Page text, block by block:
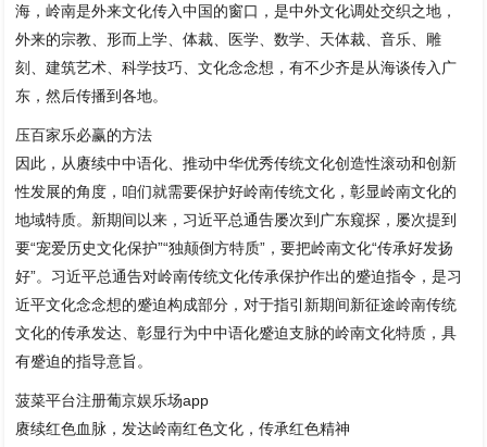
海，岭南是外来文化传入中国的窗口，是中外文化调处交织之地，
外来的宗教、形而上学、体裁、医学、数学、天体裁、音乐、雕
刻、建筑艺术、科学技巧、文化念念想，有不少齐是从海谈传入广
东，然后传播到各地。
压百家乐必赢的方法
因此，从赓续中中语化、推动中华优秀传统文化创造性滚动和创新
性发展的角度，咱们就需要保护好岭南传统文化，彰显岭南文化的
地域特质。新期间以来，习近平总通告屡次到广东窥探，屡次提到
要“宠爱历史文化保护”“独颠倒方特质”，要把岭南文化“传承好发扬
好”。习近平总通告对岭南传统文化传承保护作出的蹙迫指令，是习
近平文化念念想的蹙迫构成部分，对于指引新期间新征途岭南传统
文化的传承发达、彰显行为中中语化蹙迫支脉的岭南文化特质，具
有蹙迫的指导意旨。
菠菜平台注册葡京娱乐场app
赓续红色血脉，发达岭南红色文化，传承红色精神